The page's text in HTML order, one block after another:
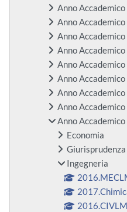
Anno
Anno
Anno
Anno
Anno
Anno
Anno
Anno
Anno
Economia
Giurisprudenza
Ingegneria